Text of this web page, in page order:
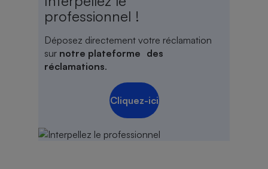
professionnel !
Déposez directement votre réclamation
sur notre plateforme des
réclamations.
Cliquez-ici